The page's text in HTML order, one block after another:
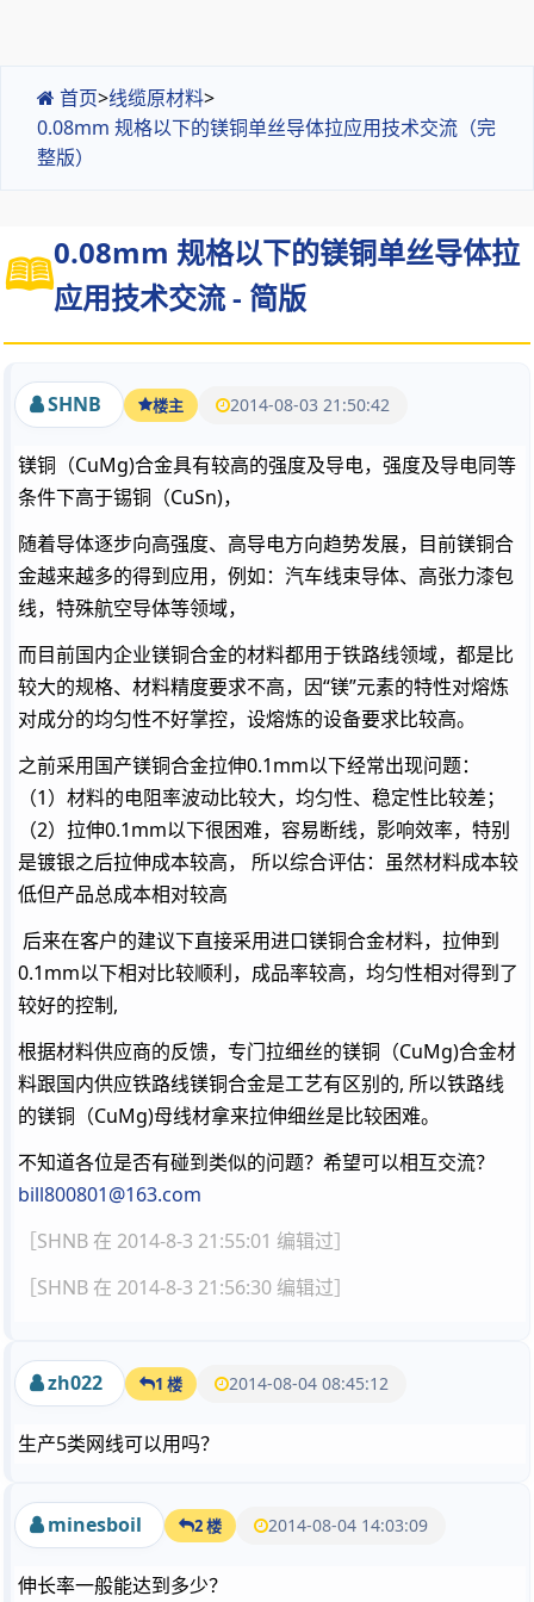
首页>线缆原材料>
0.08mm 规格以下的镁铜单丝导体拉应用技术交流（完
整版）
0.08mm 规格以下的镁铜单丝导体拉
应用技术交流 - 简版
SHNB 楼主 2014-08-03 21:50:42
镁铜（CuMg)合金具有较高的强度及导电，强度及导电同等
条件下高于锡铜（CuSn)，
随着导体逐步向高强度、高导电方向趋势发展，目前镁铜合
金越来越多的得到应用，例如：汽车线束导体、高张力漆包
线，特殊航空导体等领域，
而目前国内企业镁铜合金的材料都用于铁路线领域，都是比
较大的规格、材料精度要求不高，因“镁”元素的特性对熔炼
对成分的均匀性不好掌控，设熔炼的设备要求比较高。
之前采用国产镁铜合金拉伸0.1mm以下经常出现问题：
（1）材料的电阻率波动比较大，均匀性、稳定性比较差；
（2）拉伸0.1mm以下很困难，容易断线，影响效率，特别
是镀银之后拉伸成本较高， 所以综合评估：虽然材料成本较
低但产品总成本相对较高
后来在客户的建议下直接采用进口镁铜合金材料，拉伸到
0.1mm以下相对比较顺利，成品率较高，均匀性相对得到了
较好的控制,
根据材料供应商的反馈，专门拉细丝的镁铜（CuMg)合金材
料跟国内供应铁路线镁铜合金是工艺有区别的, 所以铁路线
的镁铜（CuMg)母线材拿来拉伸细丝是比较困难。
不知道各位是否有碰到类似的问题？希望可以相互交流？
bill800801@163.com
［SHNB 在 2014-8-3 21:55:01 编辑过］
［SHNB 在 2014-8-3 21:56:30 编辑过］
zh022 1 楼 2014-08-04 08:45:12
生产5类网线可以用吗？
minesboil 2 楼 2014-08-04 14:03:09
伸长率一般能达到多少？